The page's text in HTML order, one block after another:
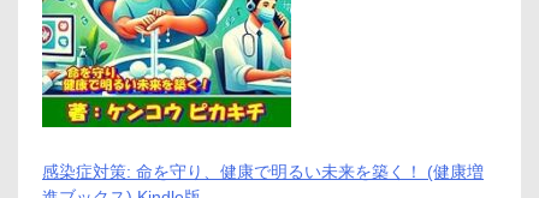
感染症対策: 命を守り、健康で明るい未来を築く！ (健康増